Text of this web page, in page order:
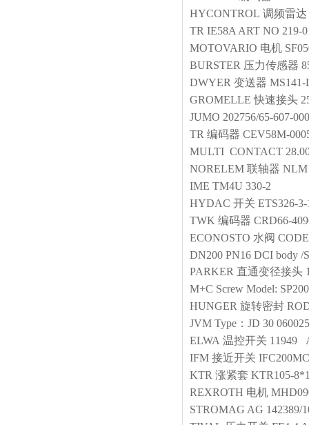
HYCONTROL 调频雷达
TR IE58A ART NO 219-
MOTOVARIO 电机
BURSTER 压力传感器
DWYER 变送器
GROMELLE 快速接头
JUMO 202756/65-607-
TR 编码器 CEV58M-
MULTI CONTACT
NORELEM 联轴器 NLM
IME TM4U 330-2
HYDAC 开关 ETS326-
TWK 编码器 CRD66-
ECONOSTO 水阀
DN200 PN16 DCI body /
PARKER 直通变径接头
M+C Screw Model:
HUNGER 旋转密封
JVM Type：JD 30 060025
ELWA 温控开关 11949
IFM 接近开关
KTR 涨紧套 KTR105-
REXROTH 电机
STROMAG AG 142389/